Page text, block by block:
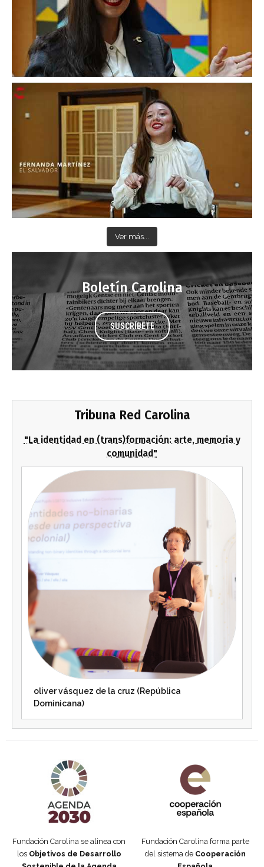
Ver más...
Boletín Carolina
SUSCRÍBETE
Tribuna Red Carolina
"La identidad en (trans)formación: arte, memoria y
comunidad"
oliver vásquez de la cruz (República
Dominicana)
Fundación Carolina se alinea con
los Objetivos de Desarrollo
Fundación Carolina forma parte
del sistema de Cooperación